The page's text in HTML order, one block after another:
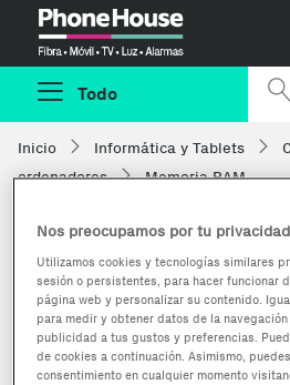
Todo
Inicio Informática y Tablets
ordenadores
Memoria RAM
Nos preocupamos por tu privacidad
Utilizamos cookies y tecnologías similares
sesión o persistentes, para hacer funcionar
página web y personalizar su contenido.
para medir y obtener datos de la
publicidad a tus gustos y preferencias.
de cookies a continuación. Asimismo,
consentimiento en cualquier momento